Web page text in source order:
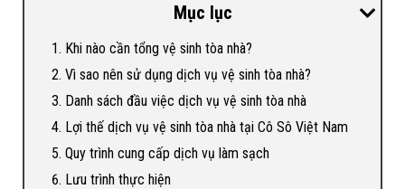
Mục lục
Khi nào cần tổng vệ sinh tòa nhà?
Vì sao nên sử dụng dịch vụ vệ sinh tòa nhà?
Danh sách đầu việc dịch vụ vệ sinh tòa nhà
Lợi thế dịch vụ vệ sinh tòa nhà tại Cô Sô Việt Nam
Quy trình cung cấp dịch vụ làm sạch
Lưu trình thực hiện